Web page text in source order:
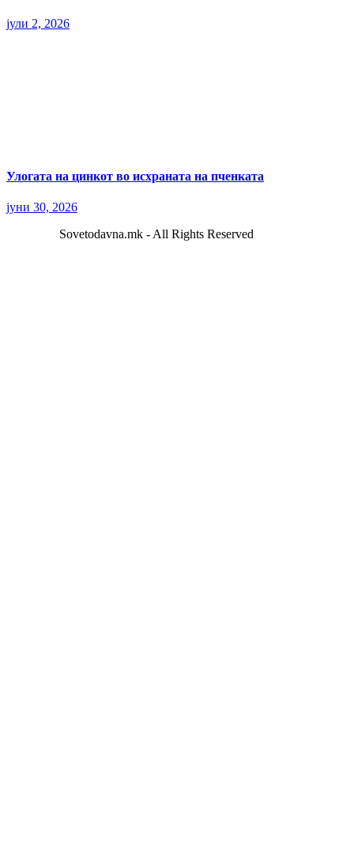
јули 2, 2026
Улогата на цинкот во исхраната на пченката
јуни 30, 2026
Sovetodavna.mk - All Rights Reserved